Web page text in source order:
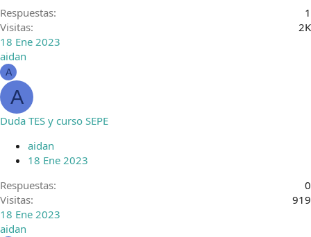
Respuestas
1
Visitas
2K
18 Ene 2023
aidan
A
A
Duda TES y curso SEPE
aidan
18 Ene 2023
Respuestas
0
Visitas
919
18 Ene 2023
aidan